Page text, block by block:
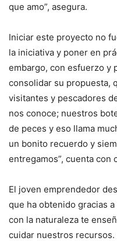
que amo”, asegura.
Iniciar este proyecto no
la iniciativa y poner en
embargo, con esfuerzo y
consolidar su propuesta,
visitantes y pescadores
nos conoce; nuestros
de peces y eso llama
un bonito recuerdo y
entregamos”, cuenta con
El joven emprendedor
que ha obtenido gracias
con la naturaleza te
cuidar nuestros